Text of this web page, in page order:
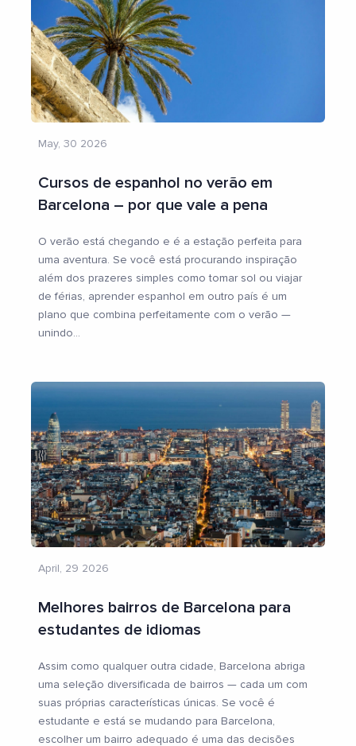
May, 30 2026
Cursos de espanhol no verão em
Barcelona – por que vale a pena
O verão está chegando e é a estação perfeita para
uma aventura. Se você está procurando inspiração
além dos prazeres simples como tomar sol ou viajar
de férias, aprender espanhol em outro país é um
plano que combina perfeitamente com o verão —
unindo...
April, 29 2026
Melhores bairros de Barcelona para
estudantes de idiomas
Assim como qualquer outra cidade, Barcelona abriga
uma seleção diversificada de bairros — cada um com
suas próprias características únicas. Se você é
estudante e está se mudando para Barcelona,
escolher um bairro adequado é uma das decisões